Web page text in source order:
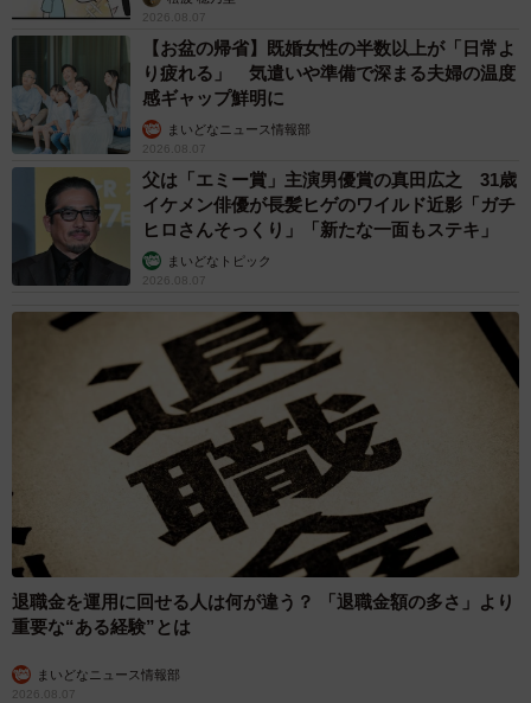
とになったのです。
読者からは「うちの娘も小さい頃、温泉の脱衣場で 『マ
マ！マツコ・デラックスおる！！』と私と娘とオバサンの3
人しかいない空間でやってくれました」や「我が娘も2才く
らいのときお世話になった元職場のおじさまに『かっ
ぱ？』と言い放ったことがあります」など多くの体験談と
共感の声があがっています。そんな同作について、作者の
あるあるなんだろうなとは思いました
ー同作を制作されたきっかけを。
きっかけは特になく、普段の生活を描いてるだけです。あ
るあるなんだろうなとは思いました。
ー作中で「地雷を踏みまくっていた」とありましたが、ほ
かにも記憶に残っているエピソードがあればぜひ教えてく
ださい。
バスから降りてきたおばあちゃんに、ゼニイバ!!って指さし
2026.08.07
【お盆の帰省】既婚女性の半数以上が「日常よ
り疲れる」 気遣いや準備で深まる夫婦の温度
感ギャップ鮮明に
まいどなニュース情報部
2026.08.07
父は「エミー賞」主演男優賞の真田広之 31歳
イケメン俳優が長髪ヒゲのワイルド近影「ガチ
ヒロさんそっくり」「新たな一面もステキ」
まいどなトピック
2026.08.07
退職金を運用に回せる人は何が違う？ 「退職金額の多さ」より
重要な“ある経験”とは
まいどなニュース情報部
2026.08.07